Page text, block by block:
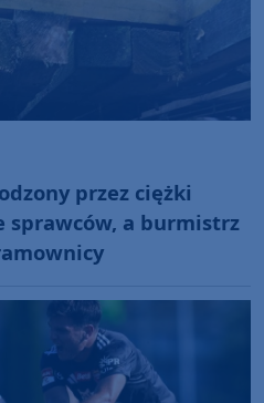
przez ciężki
sprawców, a burmistrz